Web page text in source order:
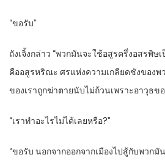
“ขอรับ”
ถังเจิ้งกล่าว “พวกมันจะใช้อสูรครึ่งอสรพิ
คืออสูรหริณะ ศรแห่งความเกลียดชังของ
ของเราถูกฆ่าตายนับไม่ถ้วนเพราะอาวุธข
“เราทำอะไรไม่ได้เลยหรือ?”
“ขอรับ นอกจากออกจากเมืองไปสู้กับพวกมั